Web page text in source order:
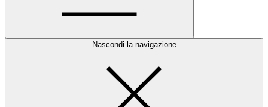
Nascondi la navigazione